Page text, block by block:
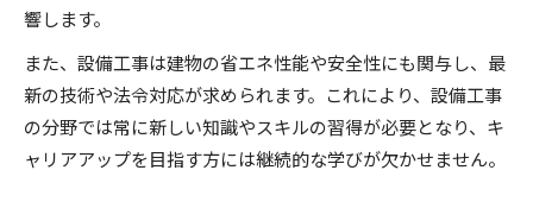
響します。
また、設備工事は建物の省エネ性能や安全性にも関与し、最
新の技術や法令対応が求められます。これにより、設備工事
の分野では常に新しい知識やスキルの習得が必要となり、キ
ャリアアップを目指す方には継続的な学びが欠かせません。